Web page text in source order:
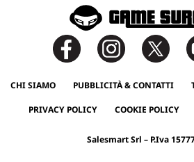
CHI SIAMO PUBBLICITÀ & CONTATTI
PRIVACY POLICY COOKIE POLICY
Salesmart Srl – P.Iva